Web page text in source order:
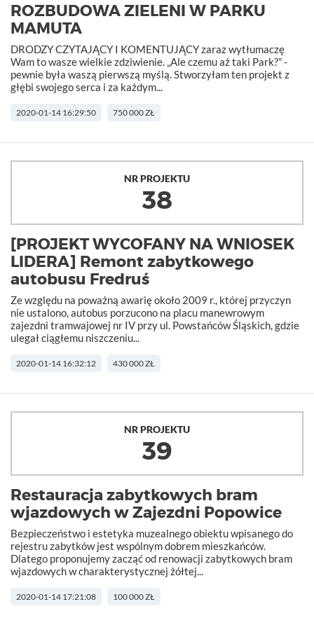
ROZBUDOWA ZIELENI W PARKU
MAMUTA
DRODZY CZYTAJĄCY I KOMENTUJĄCY zaraz wytłumaczę
Wam to wasze wielkie zdziwienie. „Ale czemu aż taki Park?” -
pewnie była waszą pierwszą myślą. Stworzyłam ten projekt z
głębi swojego serca i za każdym...
2020-01-14 16:29:50 750 000 ZŁ
NR PROJEKTU
38
[PROJEKT WYCOFANY NA WNIOSEK
LIDERA] Remont zabytkowego
autobusu Fredruś
Ze względu na poważną awarię około 2009 r., której przyczyn
nie ustalono, autobus porzucono na placu manewrowym
zajezdni tramwajowej nr IV przy ul. Powstańców Śląskich, gdzie
ulegał ciągłemu niszczeniu...
2020-01-14 16:32:12 430 000 ZŁ
NR PROJEKTU
39
Restauracja zabytkowych bram
wjazdowych w Zajezdni Popowice
Bezpieczeństwo i estetyka muzealnego obiektu wpisanego do
rejestru zabytków jest wspólnym dobrem mieszkańców.
Dlatego proponujemy zacząć od renowacji zabytkowych bram
wjazdowych w charakterystycznej żółtej...
2020-01-14 17:21:08 100 000 ZŁ